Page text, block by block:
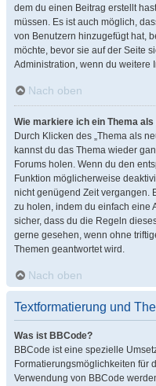
dem du einen Beitrag erstellt
müssen. Es ist auch möglich,
von Benutzern hinzugefügt hat,
möchte, bevor sie auf der Seite
Administration, wenn du weitere
Nach oben
Wie markiere ich ein Thema als
Durch Klicken des „Thema als
kannst du das Thema wieder
Forums holen. Wenn du den
Funktion möglicherweise
nicht genügend Zeit vergangen.
zu holen, indem du einfach eine
sicher, dass du die Regeln
gerne gesehen, wenn ohne
Themen geantwortet wird.
Nach oben
Textformatierung und
Was ist BBCode?
BBCode ist eine spezielle
Formatierungsmöglichkeiten für
Verwendung von BBCode